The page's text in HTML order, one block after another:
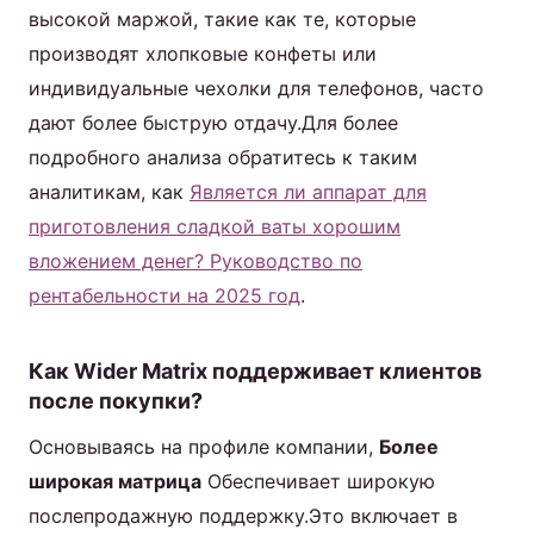
высокой маржой, такие как те, которые
производят хлопковые конфеты или
индивидуальные чехолки для телефонов, часто
дают более быструю отдачу.Для более
подробного анализа обратитесь к таким
аналитикам, как Является ли аппарат для
приготовления сладкой ваты хорошим
вложением денег? Руководство по
рентабельности на 2025 год.
Как Wider Matrix поддерживает клиентов
после покупки?
Основываясь на профиле компании, Более
широкая матрица Обеспечивает широкую
послепродажную поддержку.Это включает в